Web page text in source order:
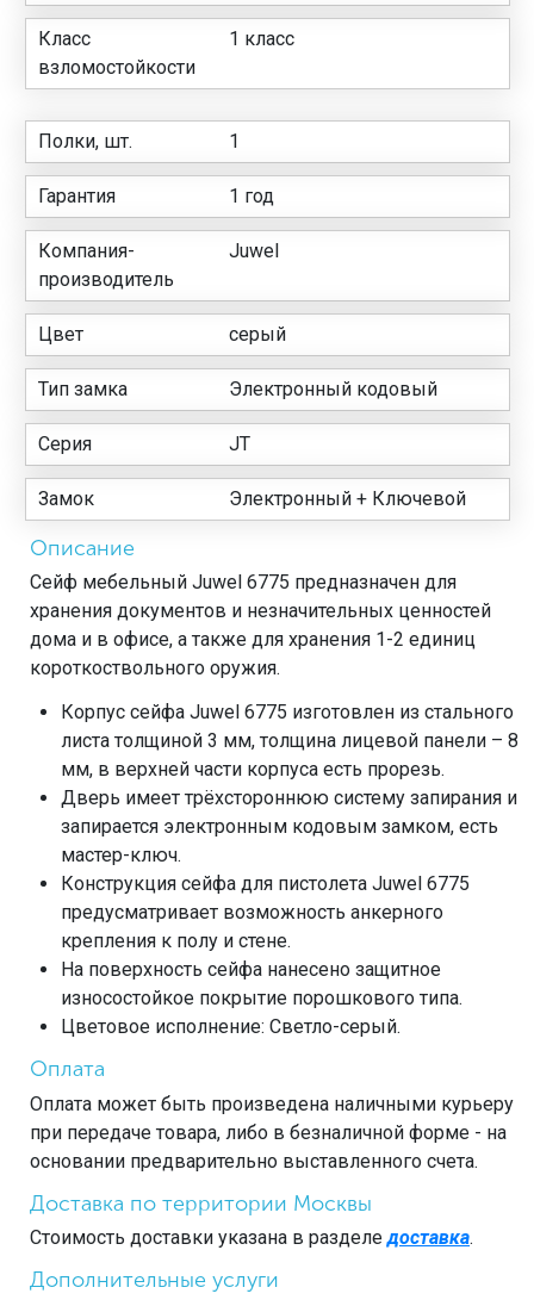
Класс
взломостойкости
1 класс
Полки, шт. 1
Гарантия 1 год
Компания-
производитель
Juwel
Цвет серый
Тип замка Электронный кодовый
Серия JT
Замок Электронный + Ключевой
Описание
Сейф мебельный Juwel 6775 предназначен для
хранения документов и незначительных ценностей
дома и в офисе, а также для хранения 1-2 единиц
короткоствольного оружия.
Корпус сейфа Juwel 6775 изготовлен из стального
листа толщиной 3 мм, толщина лицевой панели – 8
мм, в верхней части корпуса есть прорезь.
Дверь имеет трёхстороннюю систему запирания и
запирается электронным кодовым замком, есть
мастер-ключ.
Конструкция сейфа для пистолета Juwel 6775
предусматривает возможность анкерного
крепления к полу и стене.
На поверхность сейфа нанесено защитное
износостойкое покрытие порошкового типа.
Цветовое исполнение: Светло-серый.
Оплата
Оплата может быть произведена наличными курьеру
при передаче товара, либо в безналичной форме - на
основании предварительно выставленного счета.
Доставка по территории Москвы
Стоимость доставки указана в разделедоставка.
Дополнительные услуги